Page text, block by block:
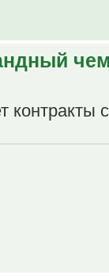
контракты